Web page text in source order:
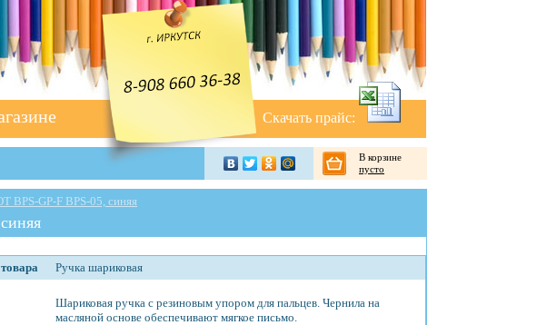
Скачать прайс:
В корзине
пусто
BPS-GP-F BPS-05, синяя
Ручка шариковая
Шариковая ручка с резиновым упором для пальцев. Чернила на
масляной основе обеспечивают мягкое письмо.